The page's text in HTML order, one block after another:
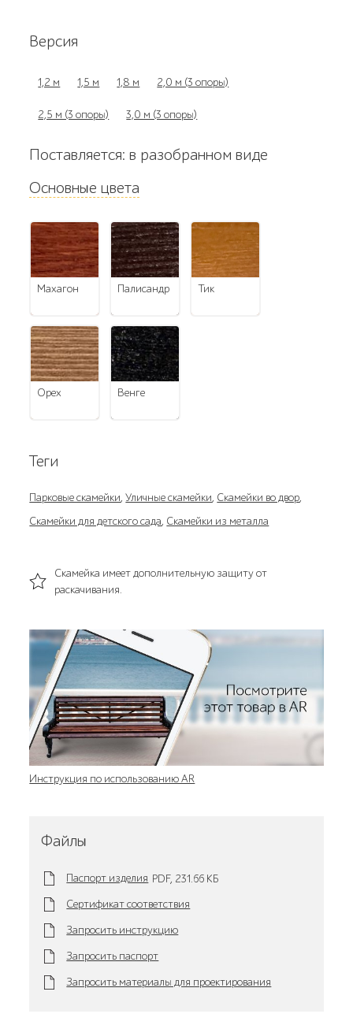
Версия
1,2 м 1,5 м 1,8 м 2,0 м (3 опоры)
2,5 м (3 опоры) 3,0 м (3 опоры)
Поставляется: в разобранном виде
Основные цвета
махагон палисандр тик
орех венге
Теги
Парковые скамейки,Уличные скамейки, Скамейки во двор,
Скамейки для детского сада, Скамейки из металла
Скамейка имеет дополнительную защиту от
раскачивания.
Инструкция по использованию AR
Файлы
Паспорт изделия PDF, 231.66 KБ
Сертификат соответствия
Запросить инструкцию
Запросить паспорт
Запросить материалы для проектирования